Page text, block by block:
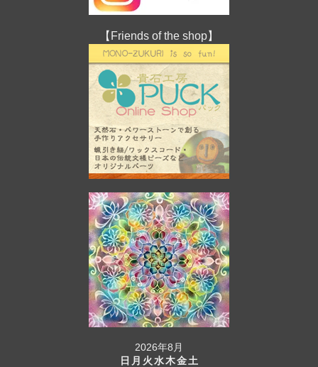
【Friends of the shop】
2026年8月
日 月 火水木金土